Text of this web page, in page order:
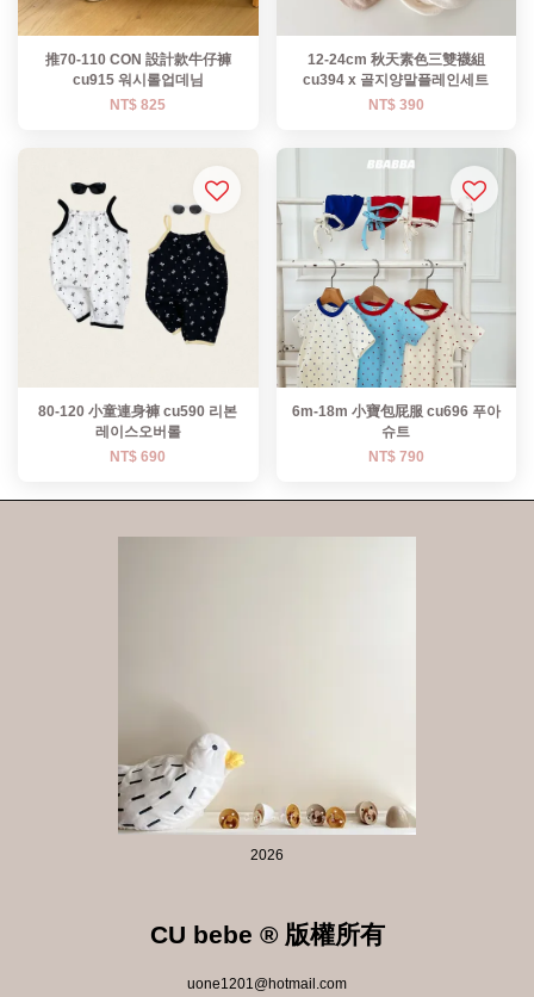
推70-110 CON 設計款牛仔褲
cu915 워시롤업데님
NT$ 825
12-24cm 秋天素色三雙襪組
cu394 x 골지양말플레인세트
NT$ 390
80-120 小童連身褲 cu590 리본
레이스오버롤
NT$ 690
6m-18m 小寶包屁服 cu696 푸아
슈트
NT$ 790
2026
CU bebe ® 版權所有
uone1201@hotmail.com